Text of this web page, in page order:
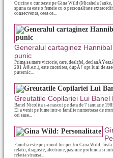
Oricine o cunoaste pe Gina Wild (Micahela
spuna ca este o femeie cu o personalitate
consecventa, ceea ce...
Generalul cartaginez
punic
Prima sa mare victorie, care, dealtfel,
201 Ã®.e.n.), este cucerirea, dupÄƒ opt luni de
puternic...
Greutatile Copilariei Lui Banel
Banel Nicolita s-a nascut pe data de 7 ianuarie
El a venit pe lume intr-o familie numeroasa de
cei sase...
Familia este pe primul loc pentru Gina Wild,
relatii, dragoste, afectiune, pasiune profunda si
relatia stransa...